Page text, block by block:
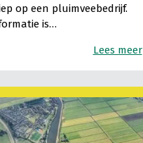
op een pluimveebedrijf.
is…
Lees meer